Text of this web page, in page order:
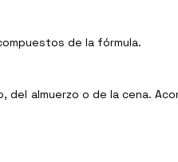
de la fórmula.
almuerzo o de la cena.